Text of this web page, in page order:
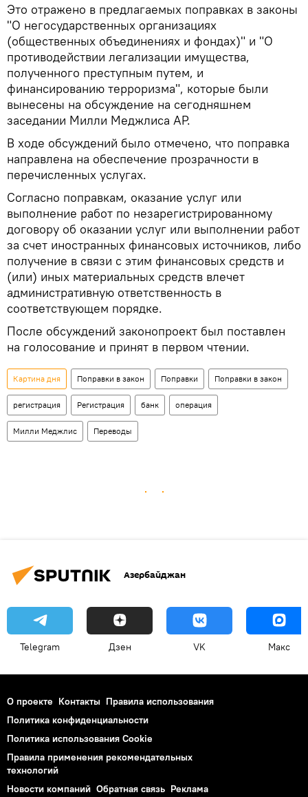
Это отражено в предлагаемых поправках в законы
"О негосударственных организациях
(общественных объединениях и фондах)" и "О
противодействии легализации имущества,
полученного преступным путем, и
финансированию терроризма", которые были
вынесены на обсуждение на сегодняшнем
заседании Милли Меджлиса АР.
В ходе обсуждений было отмечено, что поправка
направлена ​​на обеспечение прозрачности в
перечисленных услугах.
Согласно поправкам, оказание услуг или
выполнение работ по незарегистрированному
договору об оказании услуг или выполнении работ
за счет иностранных финансовых источников, либо
получение в связи с этим финансовых средств и
(или) иных материальных средств влечет
административную ответственность в
соответствующем порядке.
После обсуждений законопроект был поставлен
на голосование и принят в первом чтении.
Картина дня Поправки в закон Поправки Поправки в закон
регистрация Регистрация банк операция
Милли Меджлис Переводы
Азербайджан
Telegram Дзен VK Макс
О проекте Контакты Правила использования
Политика конфиденциальности
Политика использования Cookie
Правила применения рекомендательных
технологий
Новости компаний Обратная связь Реклама